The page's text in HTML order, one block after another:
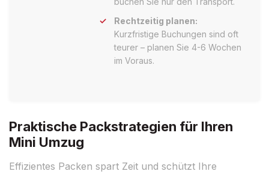
Rechtzeitig planen:
Kurzfristige Buchungen sind oft
teurer – planen Sie 4-6 Wochen
im Voraus.
Praktische Packstrategien für Ihren
Mini Umzug
Effizientes Packen spart Zeit und schützt Ihre